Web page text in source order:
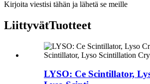
Kirjoita viestisi tähän ja lähetä se meille
LiittyvätTuotteet
LYSO: Ce Scintillator,